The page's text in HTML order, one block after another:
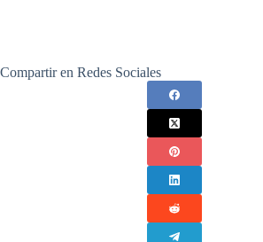
Compartir en Redes Sociales